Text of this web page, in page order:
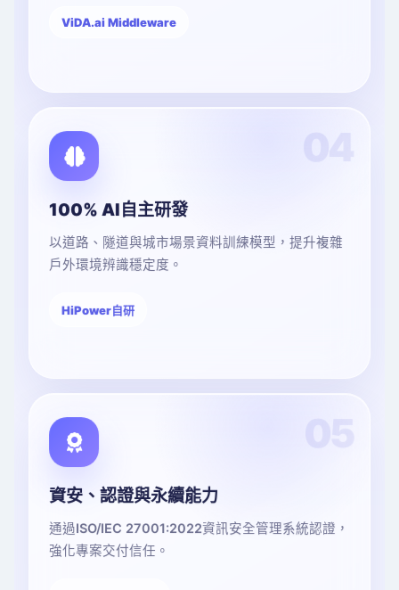
ViDA.ai Middleware
100% AI自主研發
以道路、隧道與城市場景資料訓練模型，提升複雜
戶外環境辨識穩定度。
HiPower自研
資安、認證與永續能力
通過ISO/IEC 27001:2022資訊安全管理系統認證，
強化專案交付信任。